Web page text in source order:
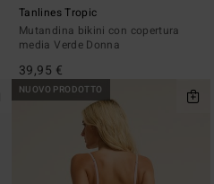
Tanlines Tropic
Mutandina bikini con copertura
media Verde Donna
39,95 €
NUOVO PRODOTTO